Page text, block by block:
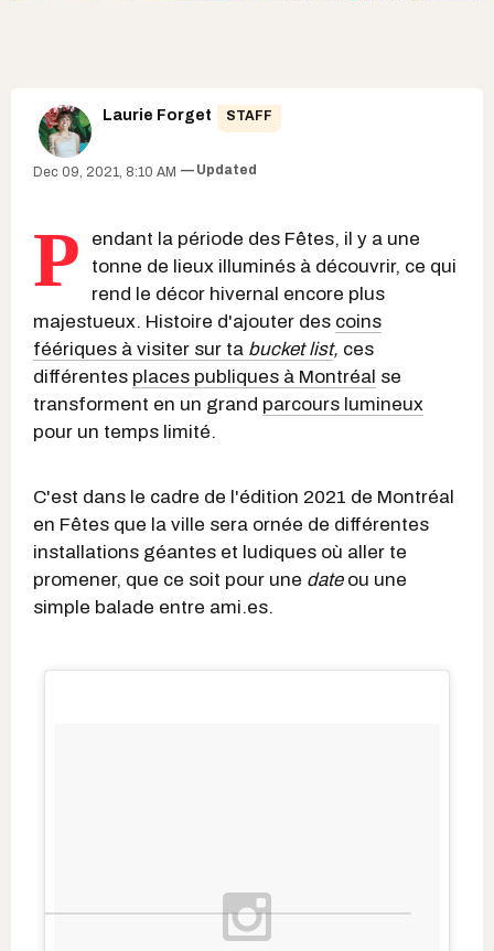
Laurie Forget STAFF
Dec 09, 2021, 8:10 AM Updated
P
endant la période des Fêtes, il y a une
tonne de lieux illuminés à découvrir, ce qui
rend le décor hivernal encore plus
majestueux. Histoire d'ajouter des coins
féériques à visiter sur ta bucket list, ces
différentes places publiques à Montréal se
transforment en un grand parcours lumineux
pour un temps limité.
C'est dans le cadre de l'édition 2021 de Montréal
en Fêtes que la ville sera ornée de différentes
installations géantes et ludiques où aller te
promener, que ce soit pour une dateou une
simple balade entre ami.es.